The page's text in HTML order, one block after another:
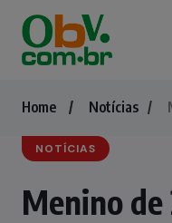
Home Notícias
NOTÍCIAS
Menino